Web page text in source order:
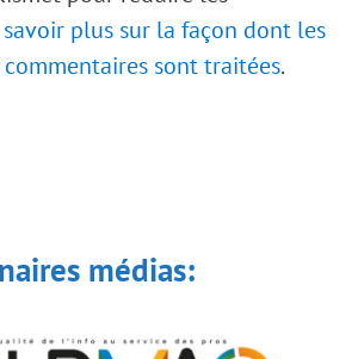
savoir plus sur la façon dont les
sont traitées.
médias: